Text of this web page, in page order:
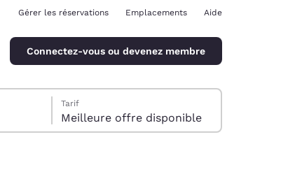
Gérer les réservations Emplacements Aide
Connectez-vous ou devenez membre
Tarif
Meilleure offre disponible